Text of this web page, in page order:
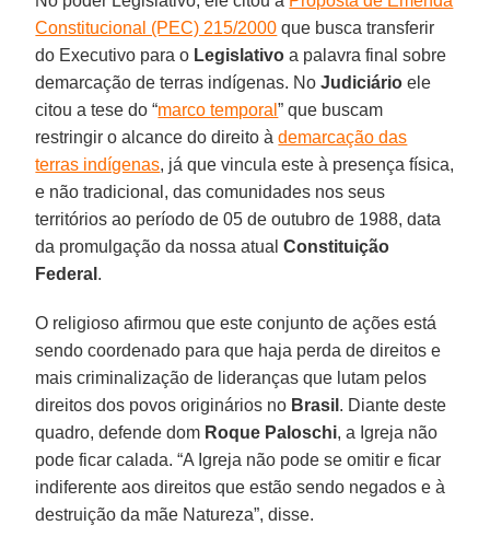
Constitucional (PEC) 215/2000 que busca transferir
do Executivo para o Legislativo a palavra final sobre
demarcação de terras indígenas. NoJudiciário ele
citou a tese do “marco temporal” que buscam
restringir o alcance do direito àdemarcação das
terras indígenas, já que vincula este à presença física,
e não tradicional, das comunidades nos seus
territórios ao período de 05 de outubro de 1988, data
da promulgação da nossa atualConstituição
Federal .
O religioso afirmou que este conjunto de ações está
sendo coordenado para que haja perda de direitos e
mais criminalização de lideranças que lutam pelos
direitos dos povos originários no Brasil . Diante deste
quadro, defende dom Roque Paloschi, a Igreja não
pode ficar calada. “A Igreja não pode se omitir e ficar
indiferente aos direitos que estão sendo negados e à
destruição da mãe Natureza”, disse.